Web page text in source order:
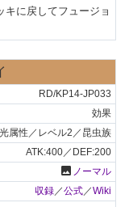
に戻してフュージョ
RD/KP14-JP033
効果
光属性／レベル2／昆虫族
ATK:400／DEF:200
photo ノーマル
収録 ／公式 ／Wiki